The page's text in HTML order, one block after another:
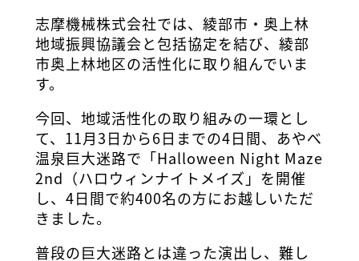
志摩機械株式会社では、綾部市・奥上林
地域振興協議会と包括協定を結び、綾部
市奥上林地区の活性化に取り組んでいま
す。
今回、地域活性化の取り組みの一環とし
て、11月3日から6日までの4日間、あやべ
温泉巨大迷路で「Halloween Night Maze
2nd（ハロウィンナイトメイズ」を開催
し、4日間で約400名の方にお越しいただ
きました。
普段の巨大迷路とは違った演出し、難し